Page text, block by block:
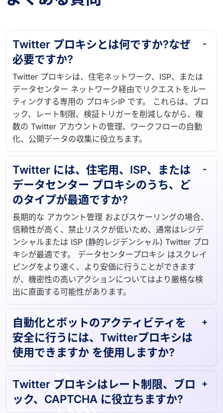
Twitter プロキシとは何ですか?なぜ
必要ですか?
Twitter プロキシは、住宅ネットワーク、ISP、または
データセンター ネットワーク経由でリクエストをルー
ティングする専用の プロキシIP です。 これらは、ブロ
ック、レート制限、検証トリガーを削減しながら、複
数の Twitter アカウントの管理、ワークフローの自動
化、公開データの収集に役立ちます。
Twitter には、住宅用、ISP、または
データセンター プロキシのうち、ど
のタイプが最適ですか?
長期的な アカウント管理 およびスケーリングの場合、
信頼性が高く、禁止リスクが低いため、通常はレジデ
ンシャルまたは ISP (静的レジデンシャル) Twitter プロ
キシが最適です。 データセンタープロキシ はスクレイ
ピングをより速く、より安価に行うことができます
が、機密性の高いアクションについてはより厳格な検
出に直面する可能性があります。
自動化とボットのアクティビティを
安全に行うには、Twitterプロキシは
使用できますか を使用しますか?
Twitter プロキシはレート制限、ブロ
ック、CAPTCHA に役立ちますか?